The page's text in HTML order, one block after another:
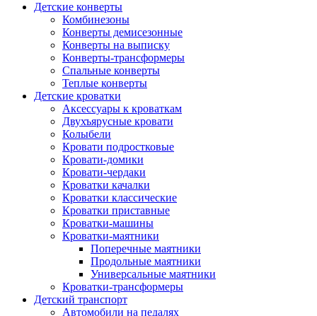
Детские конверты
Комбинезоны
Конверты демисезонные
Конверты на выписку
Конверты-трансформеры
Спальные конверты
Теплые конверты
Детские кроватки
Аксессуары к кроваткам
Двухъярусные кровати
Колыбели
Кровати подростковые
Кровати-домики
Кровати-чердаки
Кроватки качалки
Кроватки классические
Кроватки приставные
Кроватки-машины
Кроватки-маятники
Поперечные маятники
Продольные маятники
Универсальные маятники
Кроватки-трансформеры
Детский транспорт
Автомобили на педалях